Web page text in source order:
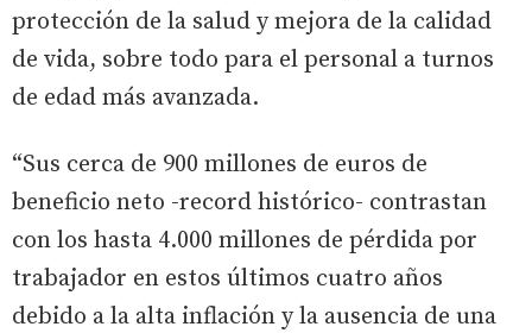
protección de la salud y mejora de la calidad
de vida, sobre todo para el personal a turnos
de edad más avanzada.
“Sus cerca de 900 millones de euros de
beneficio neto -record histórico- contrastan
con los hasta 4.000 millones de pérdida por
trabajador en estos últimos cuatro años
debido a la alta inflación y la ausencia de una